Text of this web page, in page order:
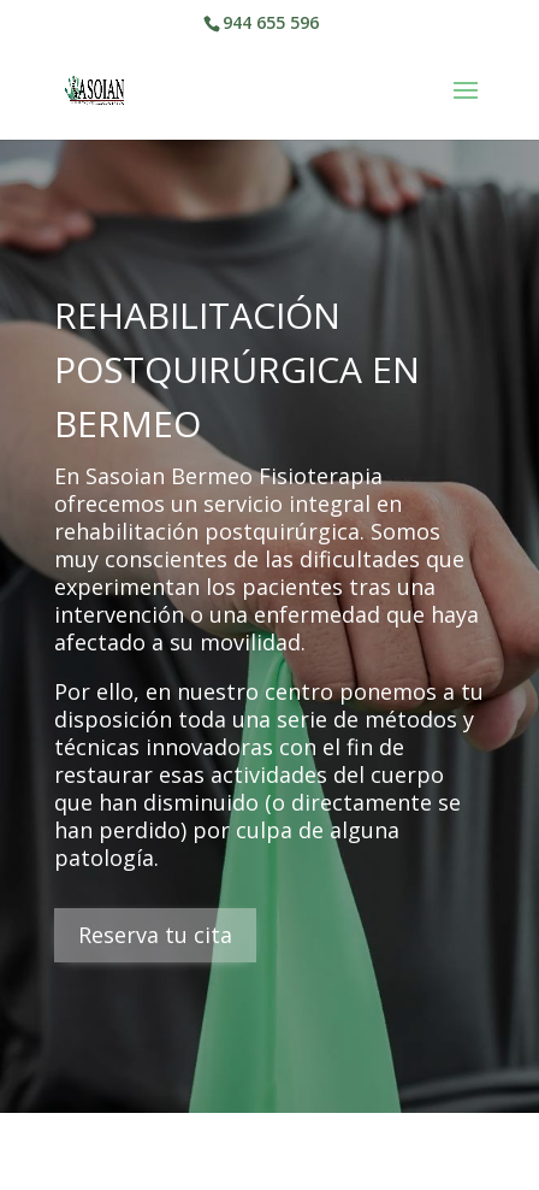
944 655 596
REHABILITACIÓN
POSTQUIRÚRGICA EN
BERMEO
En Sasoian Bermeo Fisioterapia
ofrecemos un servicio integral en
rehabilitación postquirúrgica. Somos
muy conscientes de las dificultades que
experimentan los pacientes tras una
intervención o una enfermedad que haya
afectado a su movilidad.
Por ello, en nuestro centro ponemos a tu
disposición toda una serie de métodos y
técnicas innovadoras con el fin de
restaurar esas actividades del cuerpo
que han disminuido (o directamente se
han perdido) por culpa de alguna
patología.
Reserva tu cita